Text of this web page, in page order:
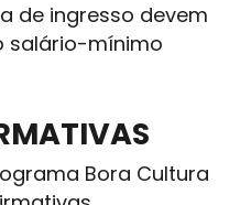
de ingresso devem
salário-mínimo
Bora Cultura